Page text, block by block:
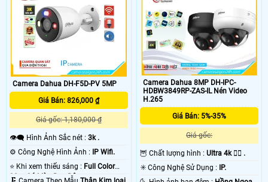
Camera Dahua DH-F5D-PV 5MP
Giá Bán: 826,000 ₫
Giá gốc: 1,180,000 ₫
👁️‍🗨 Hình Ảnh Sắc nét : 3k .
⚙ Công Nghệ Hình Ảnh : IP Wifi.
⭐ Khi xem thiếu sáng : Full Color
30m Có Màu Ban Ðêm.
Camera Dahua 8MP DH-IPC-
HDBW3849RP-ZAS-IL Nén Video
H.265
Giá Bán: 5%-35%
Giá gốc:
🦉 Chất lượng hình :Ultra 4k 👍🏾 .
✳️ Công Nghệ Sử Dụng :
IP.